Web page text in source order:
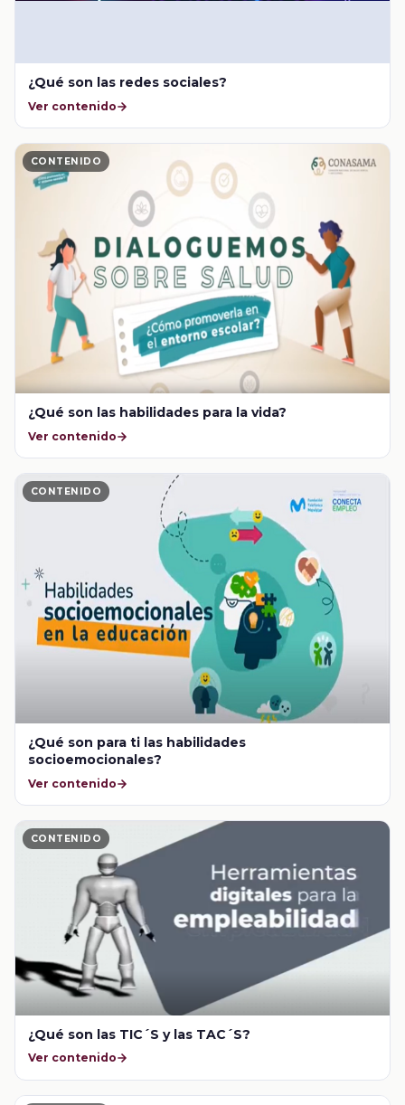
¿Qué son las redes sociales?
Ver contenido
CONTENIDO
¿Qué son las habilidades para la vida?
Ver contenido
CONTENIDO
¿Qué son para ti las habilidades
socioemocionales?
Ver contenido
CONTENIDO
¿Qué son las TIC´S y las TAC´S?
Ver contenido